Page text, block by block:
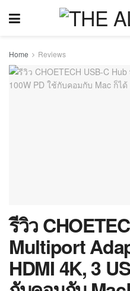
Home Reviews
รีวิว
Multiport
HDMI 4K, 3